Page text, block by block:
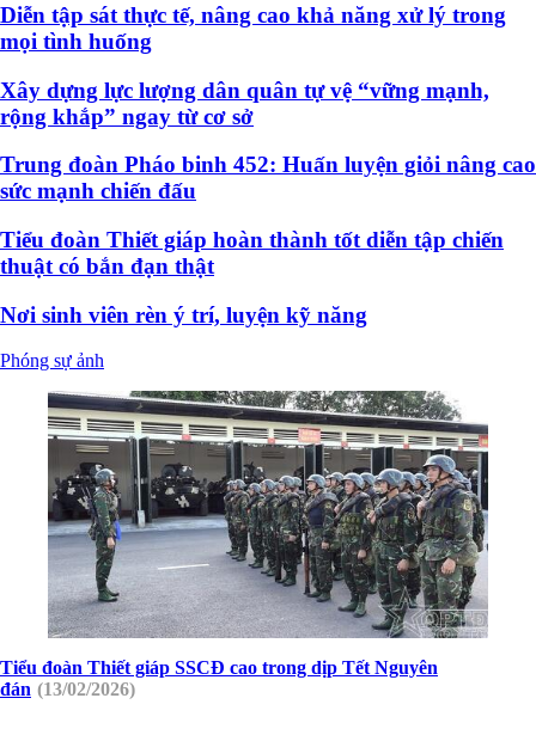
Diễn tập sát thực tế, nâng cao khả năng xử lý trong
mọi tình huống
Xây dựng lực lượng dân quân tự vệ “vững mạnh,
rộng khắp” ngay từ cơ sở
Trung đoàn Pháo binh 452: Huấn luyện giỏi nâng cao
sức mạnh chiến đấu
Tiểu đoàn Thiết giáp hoàn thành tốt diễn tập chiến
thuật có bắn đạn thật
Nơi sinh viên rèn ý trí, luyện kỹ năng
Phóng sự ảnh
Tiểu đoàn Thiết giáp SSCĐ cao trong dịp Tết Nguyên
đán (13/02/2026)